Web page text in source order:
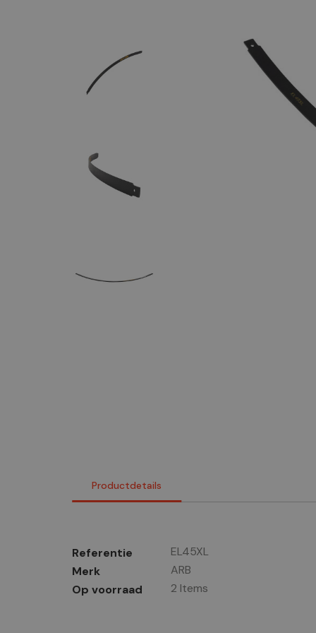
Productdetails
Referentie
EL45XL
Merk
ARB
Op voorraad
2 Items